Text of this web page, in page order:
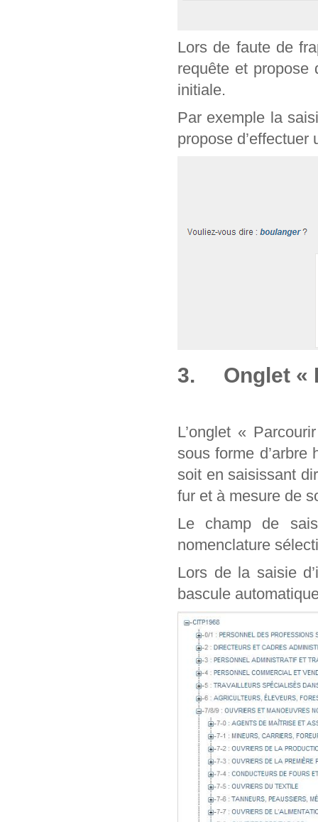
Lors de faute de
requête et propose
initiale.
Par exemple la
propose
3. Onglet «
L’onglet «
sous forme d’arbre
soit en saisissant
fur et à mesure de
Le champ de
nomenclature
Lors de la saisie
bascule